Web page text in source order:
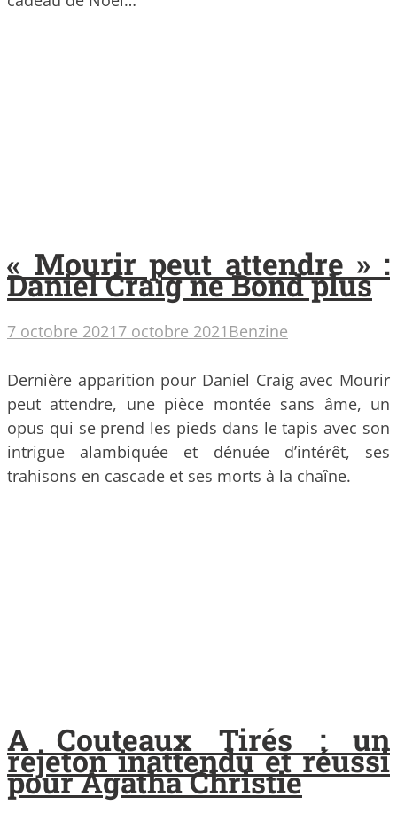
« Mourir peut attendre » :
Daniel Craig ne Bond plus
7 octobre 20217 octobre 2021 Benzine
Dernière apparition pour Daniel Craig avec Mourir
peut attendre, une pièce montée sans âme, un
opus qui se prend les pieds dans le tapis avec son
intrigue alambiquée et dénuée d’intérêt, ses
trahisons en cascade et ses morts à la chaîne.
A Couteaux Tirés : un
rejeton inattendu et réussi
pour Agatha Christie